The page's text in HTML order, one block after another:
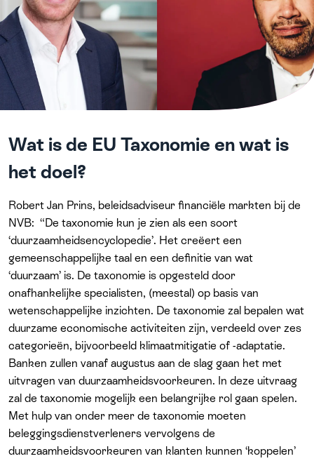
Wat is de EU Taxonomie en wat is
het doel?
Robert Jan Prins, beleidsadviseur financiële markten bij de
NVB: “De taxonomie kun je zien als een soort
‘duurzaamheidsencyclopedie’. Het creëert een
gemeenschappelijke taal en een definitie van wat
‘duurzaam’ is. De taxonomie is opgesteld door
onafhankelijke specialisten, (meestal) op basis van
wetenschappelijke inzichten. De taxonomie zal bepalen wat
duurzame economische activiteiten zijn, verdeeld over zes
categorieën, bijvoorbeeld klimaatmitigatie of -adaptatie.
Banken zullen vanaf augustus aan de slag gaan het met
uitvragen van duurzaamheidsvoorkeuren. In deze uitvraag
zal de taxonomie mogelijk een belangrijke rol gaan spelen.
Met hulp van onder meer de taxonomie moeten
beleggingsdienstverleners vervolgens de
duurzaamheidsvoorkeuren van klanten kunnen ‘koppelen’